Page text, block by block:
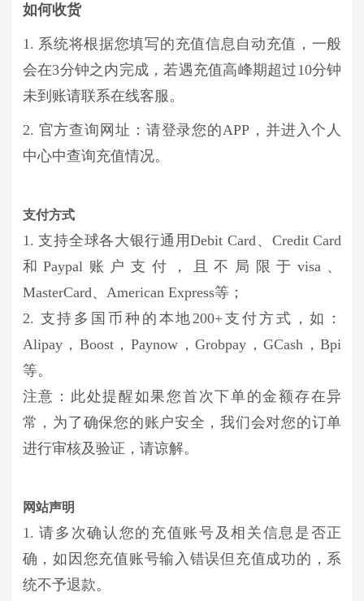
如何收货
1. 系统将根据您填写的充值信息自动充值，一般
会在3分钟之内完成，若遇充值高峰期超过10分钟
未到账请联系在线客服。
2. 官方查询网址：请登录您的APP，并进入个人
中心中查询充值情况。
支付方式
1. 支持全球各大银行通用Debit Card、Credit Card
和Paypal账户支付，且不局限于visa、
MasterCard、American Express等；
2. 支持多国币种的本地200+支付方式，如：
Alipay，Boost，Paynow，Grobpay，GCash，Bpi
等。
注意：此处提醒如果您首次下单的金额存在异
常，为了确保您的账户安全，我们会对您的订单
进行审核及验证，请谅解。
网站声明
1. 请多次确认您的充值账号及相关信息是否正
确，如因您充值账号输入错误但充值成功的，系
统不予退款。